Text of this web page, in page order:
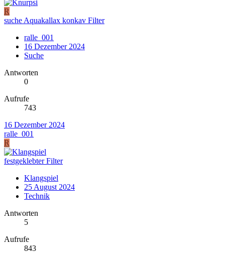
R
suche Aquakallax konkav Filter
ralle_001
16 Dezember 2024
Suche
Antworten
0
Aufrufe
743
16 Dezember 2024
ralle_001
R
festgeklebter Filter
Klangspiel
25 August 2024
Technik
Antworten
5
Aufrufe
843